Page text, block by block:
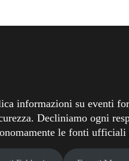
informazioni su eventi
Decliniamo ogni
le fonti